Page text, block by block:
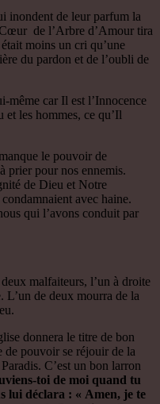
inondent de leur parfum la
de l’Arbre d’Amour tira
moins un cri qu’une
du pardon et de l’oubli de
même car Il est l’Innocence
les hommes, ce qu’Il
le pouvoir de
prier pour nos ennemis.
de Dieu et Notre
avec haine.
qui l’avons conduit par
malfaiteurs, l’un à droite
L’un de deux mourra de la
donnera le titre de bon
de pouvoir se réjouir de la
C’est un bon larron
toi de moi quand tu
lui déclara : « Amen, je te